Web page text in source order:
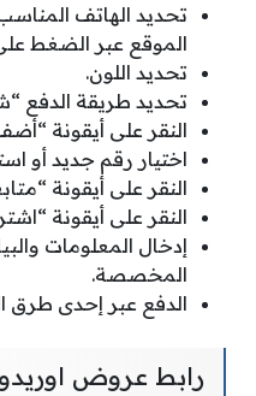
تحديد الهاتف
الموقع عبر الضغط
تحديد اللون.
تحديد طريقة الدفع
النقر على أيقونة
اختيار رقم جديد أو
النقر على أيقونة
النقر على أيقونة
إدخال المعلومات
المخصصة.
الدفع عبر إحدى طرق
رابط عروض